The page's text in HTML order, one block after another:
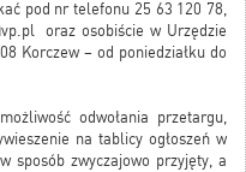
pod nr telefonu 25 63 120 78,
oraz osobiście w Urzędzie
Korczew – od poniedziałku do
odwołania przetargu,
na tablicy ogłoszeń w
sposób zwyczajowo przyjęty, a